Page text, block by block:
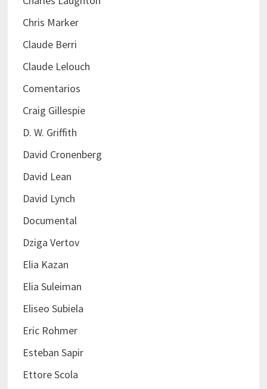
Chris Marker
Claude Berri
Claude Lelouch
Comentarios
Craig Gillespie
D. W. Griffith
David Cronenberg
David Lean
David Lynch
Documental
Dziga Vertov
Elia Kazan
Elia Suleiman
Eliseo Subiela
Eric Rohmer
Esteban Sapir
Ettore Scola